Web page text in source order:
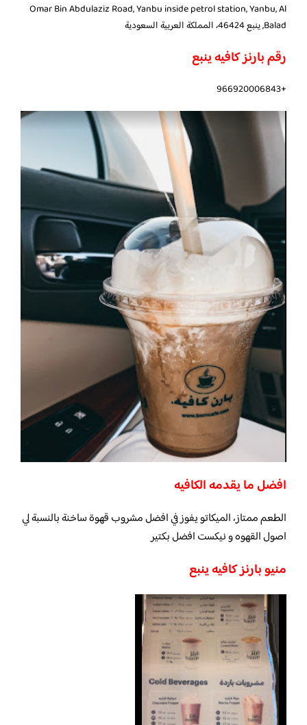
Omar Bin Abdulaziz Road, Yanbu inside petrol station, Yanbu, Al
Balad, ينبع 46424، المملكة العربية السعودية
رقم بارنز كافيه ينبع
+966920006843
افضل ما يقدمه الكافيه
الطعم ممتاز، الميكاتو يفوز في افضل مشروب قهوة ساخنة بالنسبة لي
اصول القهوه و نيكست افضل بكتير
منيو بارنز كافيه ينبع